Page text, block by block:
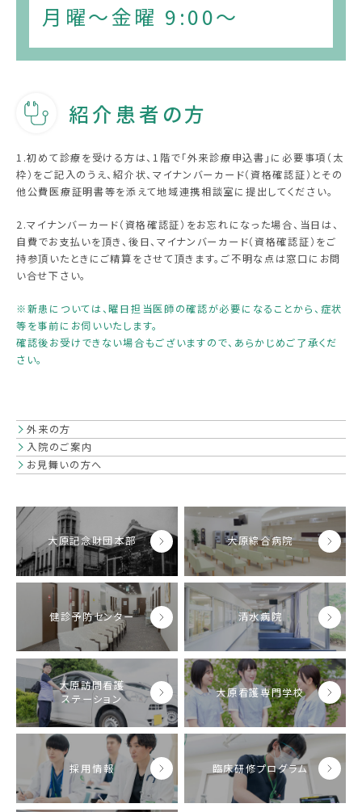
月曜～金曜 9:00～
紹介患者の方
1.初めて診療を受ける方は、1階で「外来診療申込書」に必要事項（太
枠）をご記入のうえ、紹介状、マイナンバーカード（資格確認証）とその
他公費医療証明書等を添えて地域連携相談室に提出してください。
2.マイナンバーカード（資格確認証）をお忘れになった場合、当日は、
自費でお支払いを頂き、後日、マイナンバーカード（資格確認証）をご
持参頂いたときにご精算をさせて頂きます。ご不明な点は窓口にお問
い合せ下さい。
※新患については、曜日担当医師の確認が必要になることから、症状
等を事前にお伺いいたします。
確認後お受けできない場合もございますので、あらかじめご了承くだ
さい。
外来の方
入院のご案内
お見舞いの方へ
大原記念財団本部 大原綜合病院
健診予防センター 清水病院
大原訪問看護
ステーション
大原看護専門学校
採用情報 臨床研修プログラム
病棟のご案内
地域包括ケア病棟
地域連携相談室
当院について
理念・院長のあいさつ
病院概要